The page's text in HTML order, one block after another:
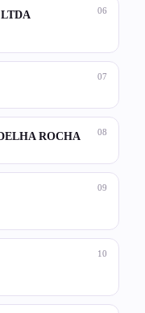
06
07
08
ROCHA
09
10